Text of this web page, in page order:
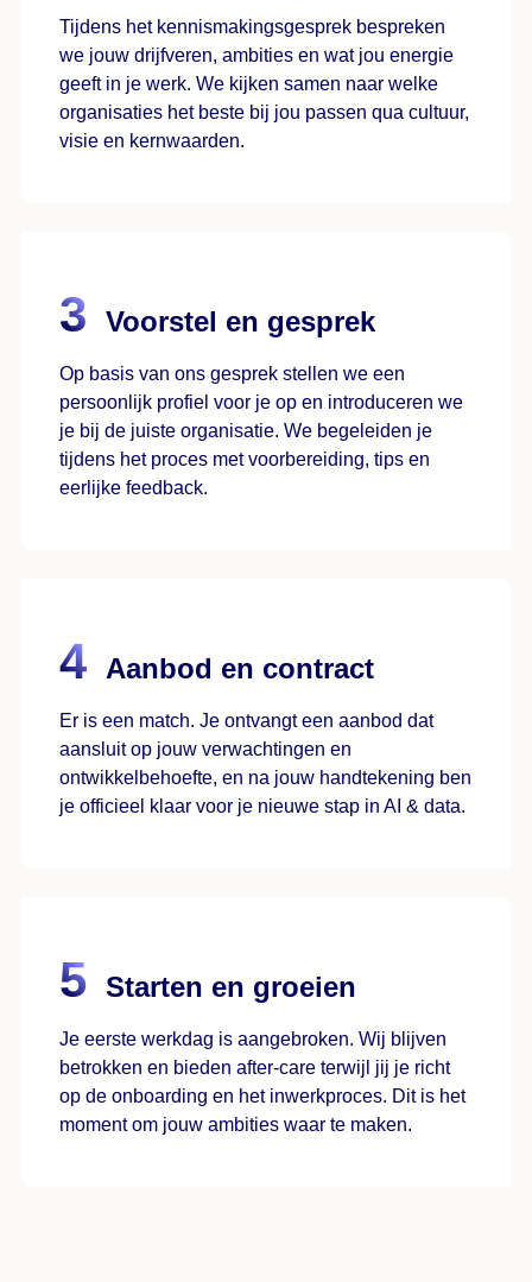
Tijdens het kennismakingsgesprek bespreken
we jouw drijfveren, ambities en wat jou energie
geeft in je werk. We kijken samen naar welke
organisaties het beste bij jou passen qua cultuur,
visie en kernwaarden.
Voorstel en gesprek
Op basis van ons gesprek stellen we een
persoonlijk profiel voor je op en introduceren we
je bij de juiste organisatie. We begeleiden je
tijdens het proces met voorbereiding, tips en
eerlijke feedback.
Aanbod en contract
Er is een match. Je ontvangt een aanbod dat
aansluit op jouw verwachtingen en
ontwikkelbehoefte, en na jouw handtekening ben
je officieel klaar voor je nieuwe stap in AI & data.
Starten en groeien
Je eerste werkdag is aangebroken. Wij blijven
betrokken en bieden after-care terwijl jij je richt
op de onboarding en het inwerkproces. Dit is het
moment om jouw ambities waar te maken.